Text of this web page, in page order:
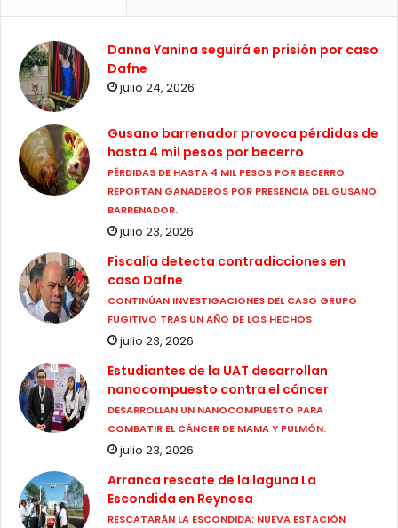
Danna Yanina seguirá en prisión por caso
Dafne
julio 24, 2026
Gusano barrenador provoca pérdidas de
hasta 4 mil pesos por becerro
PÉRDIDAS DE HASTA 4 MIL PESOS POR BECERRO
REPORTAN GANADEROS POR PRESENCIA DEL GUSANO
BARRENADOR.
julio 23, 2026
Fiscalía detecta contradicciones en
caso Dafne
CONTINÚAN INVESTIGACIONES DEL CASO GRUPO
FUGITIVO TRAS UN AÑO DE LOS HECHOS
julio 23, 2026
Estudiantes de la UAT desarrollan
nanocompuesto contra el cáncer
DESARROLLAN UN NANOCOMPUESTO PARA
COMBATIR EL CÁNCER DE MAMA Y PULMÓN.
julio 23, 2026
Arranca rescate de la laguna La
Escondida en Reynosa
RESCATARÁN LA ESCONDIDA: NUEVA ESTACIÓN